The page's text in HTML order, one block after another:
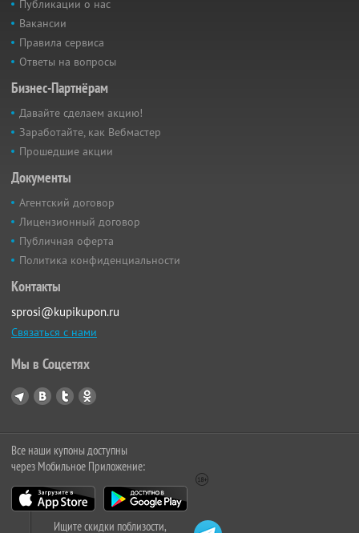
Публикации о нас
Вакансии
Правила сервиса
Ответы на вопросы
Бизнес-Партнёрам
Давайте сделаем акцию!
Заработайте, как Вебмастер
Прошедшие акции
Документы
Агентский договор
Лицензионный договор
Публичная оферта
Политика конфиденциальности
Контакты
sprosi@kupikupon.ru
Связаться с нами
Мы в Соцсетях
Все наши купоны доступны
через Мобильное Приложение:
Ищите скидки поблизости,